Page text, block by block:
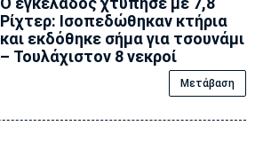
Ρίχτερ: Ισοπεδώθηκαν κτήρια
και εκδόθηκε σήμα για τσουνάμι
– Τουλάχιστον 8 νεκροί
Μετάβαση